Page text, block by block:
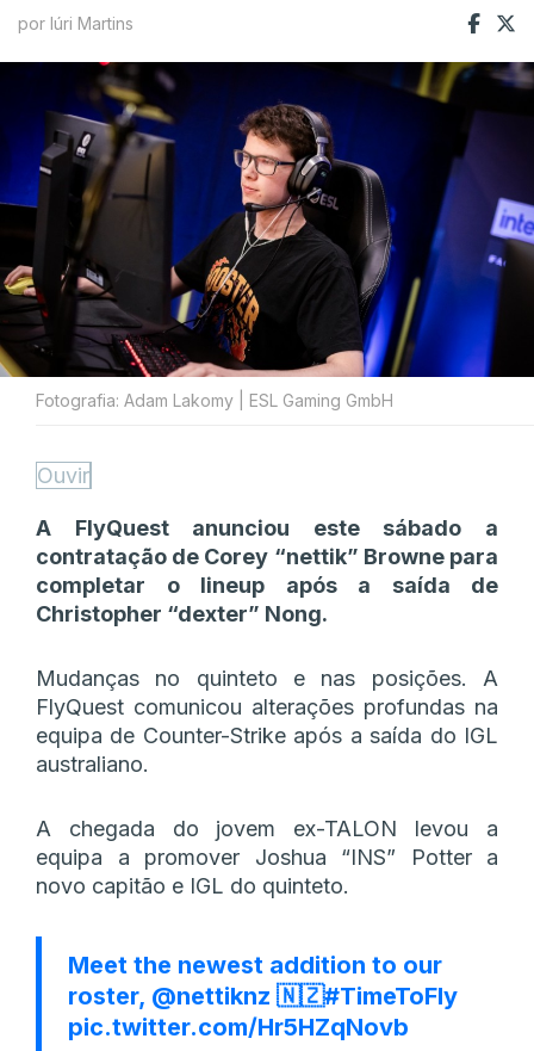
por Iúri Martins
Fotografia: Adam Lakomy | ESL Gaming GmbH
Ouvir
A FlyQuest anunciou este sábado a
contratação de Corey “⁠nettik⁠” Browne para
completar o lineup após a saída de
Christopher “⁠dexter⁠” Nong.
Mudanças no quinteto e nas posições. A
FlyQuest comunicou alterações profundas na
equipa de Counter-Strike após a saída do IGL
australiano.
A chegada do jovem ex-TALON levou a
equipa a promover Joshua “⁠INS⁠” Potter a
novo capitão e IGL do quinteto.
Meet the newest addition to our
roster, @nettiknz 🇳🇿#TimeToFly
pic.twitter.com/Hr5HZqNovb